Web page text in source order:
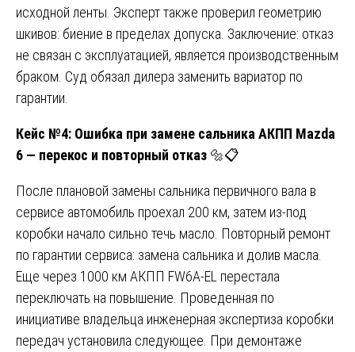
исходной ленты. Эксперт также проверил геометрию
шкивов: биение в пределах допуска. Заключение: отказ
не связан с эксплуатацией, является производственным
браком. Суд обязал дилера заменить вариатор по
гарантии.
Кейс №4: Ошибка при замене сальника АКПП Mazda
6 — перекос и повторный отказ 🔩📋
После плановой замены сальника первичного вала в
сервисе автомобиль проехал 200 км, затем из-под
коробки начало сильно течь масло. Повторный ремонт
по гарантии сервиса: замена сальника и долив масла.
Еще через 1000 км АКПП FW6A-EL перестала
переключать на повышение. Проведенная по
инициативе владельца инженерная экспертиза коробки
передач установила следующее. При демонтаже